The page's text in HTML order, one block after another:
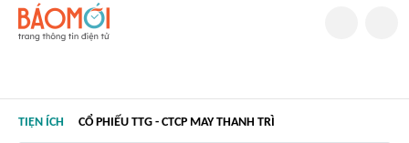
TIỆN ÍCH CỔ PHIẾU TTG - CTCP MAY THANH TRÌ